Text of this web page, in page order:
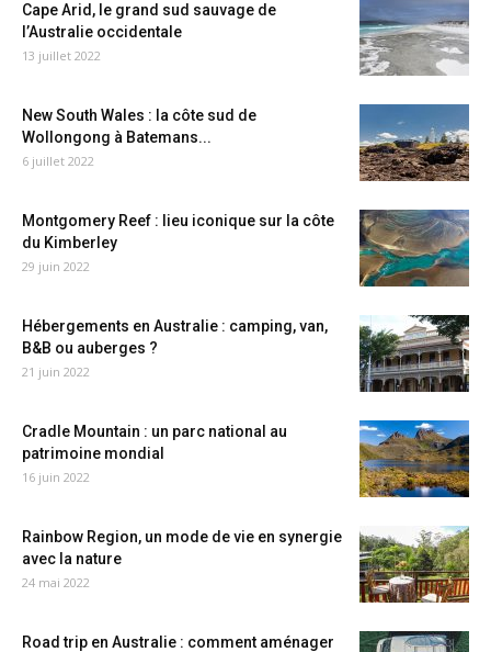
Cape Arid, le grand sud sauvage de
l’Australie occidentale
13 juillet 2022
New South Wales : la côte sud de
Wollongong à Batemans...
6 juillet 2022
Montgomery Reef : lieu iconique sur la côte
du Kimberley
29 juin 2022
Hébergements en Australie : camping, van,
B&B ou auberges ?
21 juin 2022
Cradle Mountain : un parc national au
patrimoine mondial
16 juin 2022
Rainbow Region, un mode de vie en synergie
avec la nature
24 mai 2022
Road trip en Australie : comment aménager